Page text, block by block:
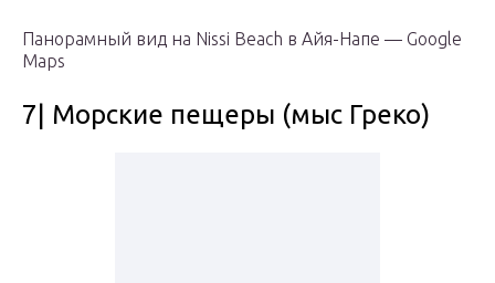
Панорамный вид на Nissi Beach в Айя-Напе — Google
Maps
7| Морские пещеры (мыс Греко)